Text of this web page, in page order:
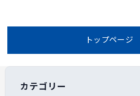
トップページ
カテゴリー